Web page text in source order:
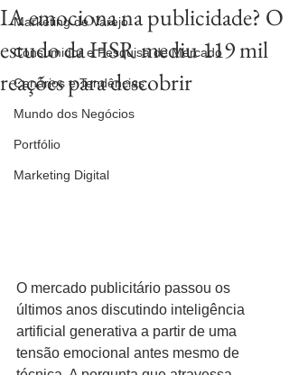
Marketing de Varejo
Consumidor e Pesquisa de Mercado
Cenários e Tendências
Mundo dos Negócios
Portfólio
Marketing Digital
IA emociona na publicidade? O
estudo da HSR mediu 119 mil
reações para descobrir
O mercado publicitário passou os
últimos anos discutindo inteligência
artificial generativa a partir de uma
tensão emocional antes mesmo de